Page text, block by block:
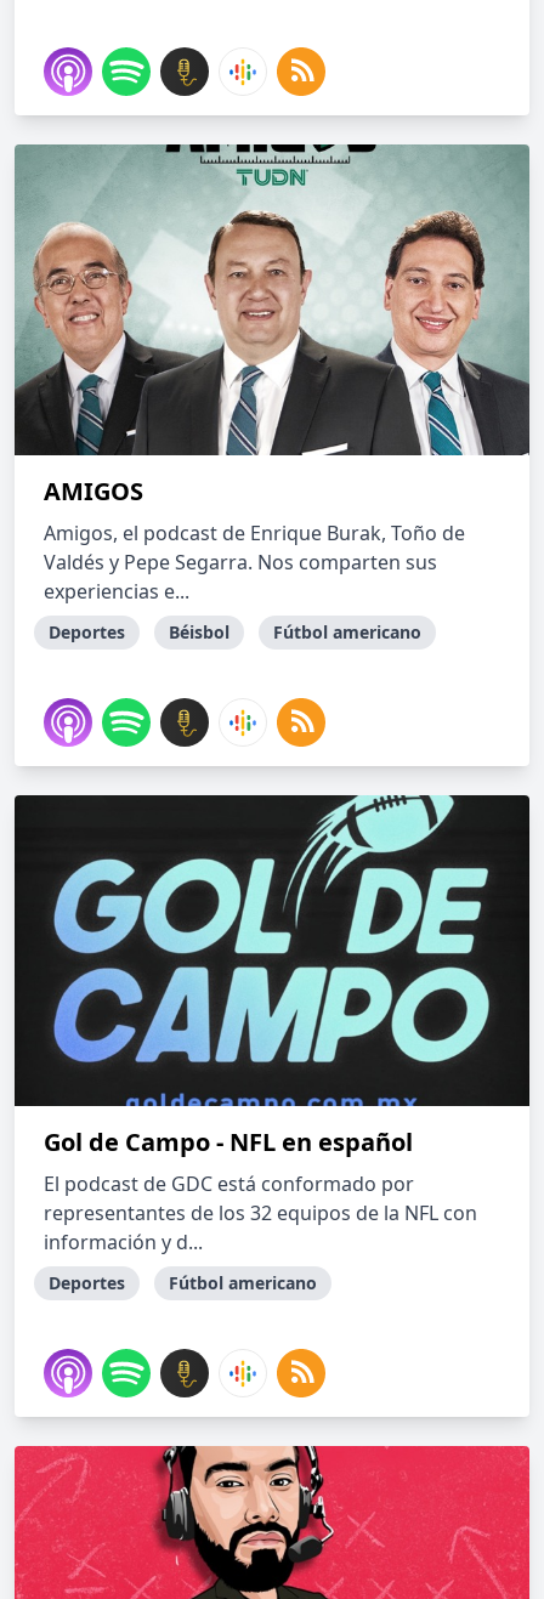
AMIGOS
Amigos, el podcast de Enrique Burak, Toño de
Valdés y Pepe Segarra. Nos comparten sus
experiencias e...
Deportes Béisbol Fútbol americano
Gol de Campo - NFL en español
El podcast de GDC está conformado por
representantes de los 32 equipos de la NFL con
información y d...
Deportes Fútbol americano